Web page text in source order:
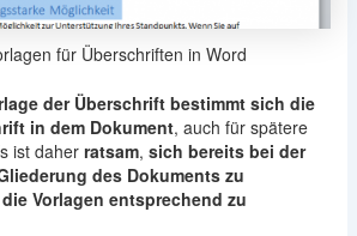
für Überschriften in Word
der Überschrift bestimmt sich die
in dem Dokument, auch für spätere
ist daher ratsam, sich bereits bei der
des Dokuments zu
Vorlagen entsprechend zu